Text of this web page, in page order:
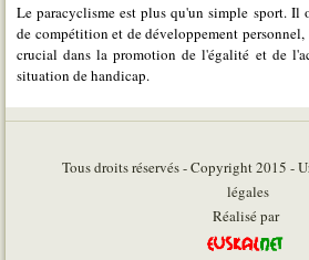
Le paracyclisme est plus qu'un simple sport. Il
de compétition et de développement
crucial dans la promotion de l'égalité et de
situation de handicap.
Tous droits réservés - Copyright 2015 -
légales
Réalisé par